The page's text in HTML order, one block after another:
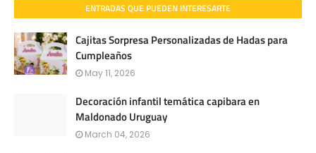
ENTRADAS QUE PUEDEN INTERESARTE
Cajitas Sorpresa Personalizadas de Hadas para
Cumpleaños
May 11, 2026
Decoración infantil temática capibara en
Maldonado Uruguay
March 04, 2026